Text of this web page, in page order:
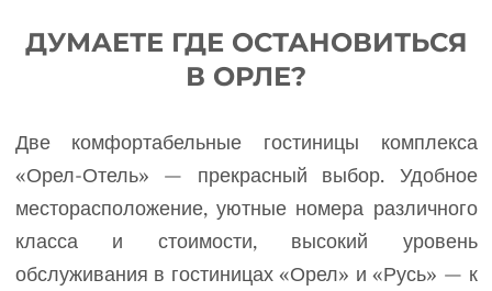
ДУМАЕТЕ ГДЕ ОСТАНОВИТЬСЯ
В ОРЛЕ?
Две комфортабельные гостиницы комплекса
«Орел-Отель» — прекрасный выбор. Удобное
месторасположение, уютные номера различного
класса и стоимости, высокий уровень
обслуживания в гостиницах «Орел» и «Русь» — к